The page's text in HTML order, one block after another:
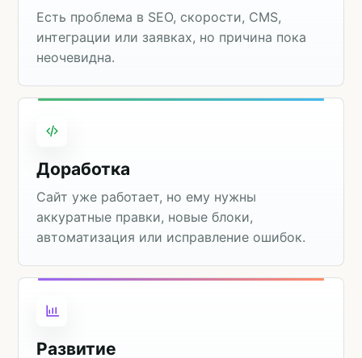
Есть проблема в SEO, скорости, CMS,
интеграции или заявках, но причина пока
неочевидна.
Доработка
Сайт уже работает, но ему нужны
аккуратные правки, новые блоки,
автоматизация или исправление ошибок.
Развитие